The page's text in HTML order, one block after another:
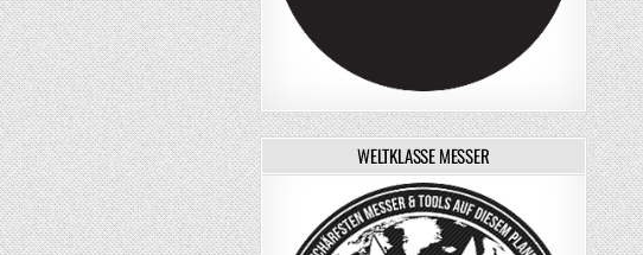
WELTKLASSE MESSER